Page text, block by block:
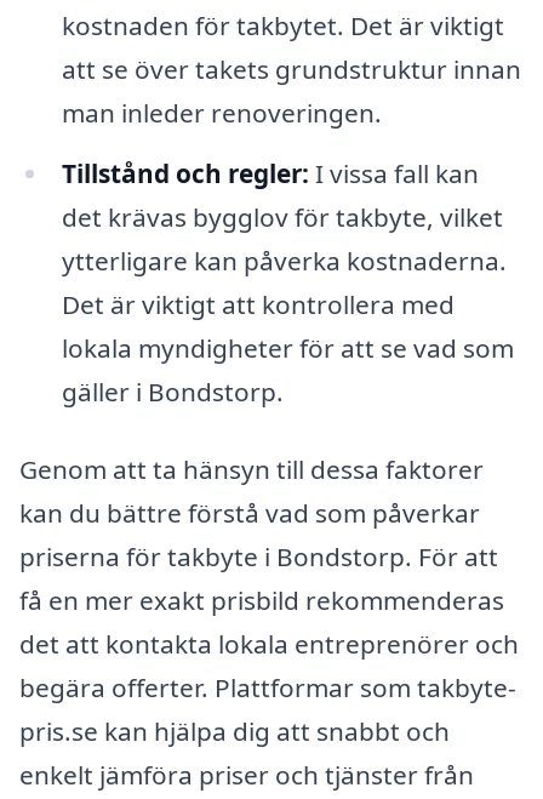
kostnaden för takbytet. Det är viktigt
att se över takets grundstruktur innan
man inleder renoveringen.
Tillstånd och regler: I vissa fall kan
det krävas bygglov för takbyte, vilket
ytterligare kan påverka kostnaderna.
Det är viktigt att kontrollera med
lokala myndigheter för att se vad som
gäller i Bondstorp.
Genom att ta hänsyn till dessa faktorer
kan du bättre förstå vad som påverkar
priserna för takbyte i Bondstorp. För att
få en mer exakt prisbild rekommenderas
det att kontakta lokala entreprenörer och
begära offerter. Plattformar som takbyte-
pris.se kan hjälpa dig att snabbt och
enkelt jämföra priser och tjänster från